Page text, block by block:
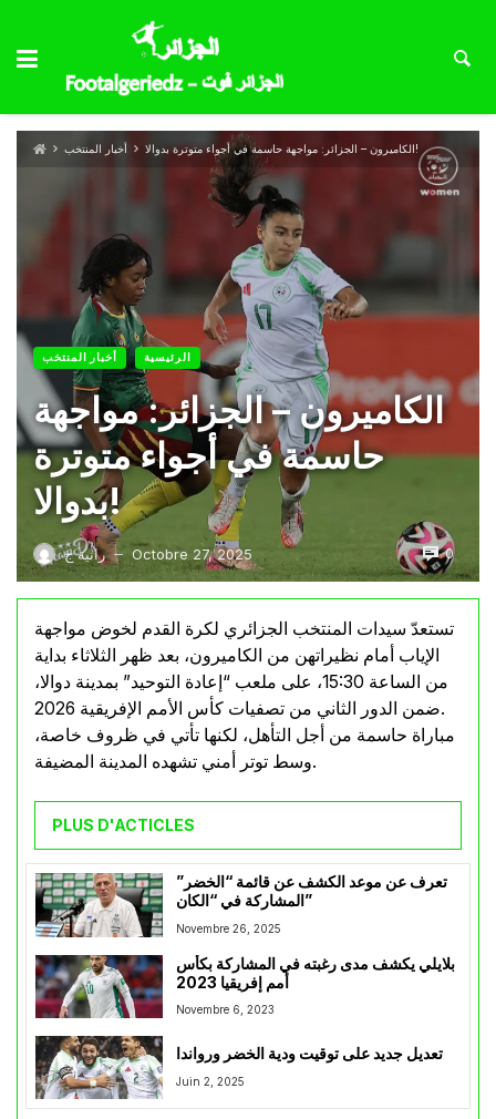
أخبار المنتخب الكاميرون – الجزائر: مواجهة حاسمة في أجواء متوترة بدوالا!
أخبار المنتخب الرئيسية
الكاميرون – الجزائر: مواجهة
حاسمة في أجواء متوترة
بدوالا!
رانية ج — Octobre 27, 2025 0
تستعدّ سيدات المنتخب الجزائري لكرة القدم لخوض مواجهة
الإياب أمام نظيراتهن من الكاميرون، بعد ظهر الثلاثاء بداية
من الساعة 15:30، على ملعب “إعادة التوحيد” بمدينة دوالا،
ضمن الدور الثاني من تصفيات كأس الأمم الإفريقية 2026.
مباراة حاسمة من أجل التأهل، لكنها تأتي في ظروف خاصة،
وسط توتر أمني تشهده المدينة المضيفة.
PLUS D'ACTICLES
تعرف عن موعد الكشف عن قائمة “الخضر”
المشاركة في “الكان”
Novembre 26, 2025
بلايلي يكشف مدى رغبته في المشاركة بكأس
أمم إفريقيا 2023
Novembre 6, 2023
تعديل جديد على توقيت ودية الخضر ورواندا
Juin 2, 2025